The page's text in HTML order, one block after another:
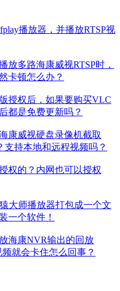
播放器，并播放RTSP视
放多路海康威视RTSP时，
卡顿怎么办？
授权后，如果要购买VLC
都是免费更新吗？
康威视硬盘录像机截取
支持本地和远程视频吗？
权的？内网也可以授权
大师播放器打包成一个文
一个软件！
海康NVR输出的回放
就会卡住怎么回事？